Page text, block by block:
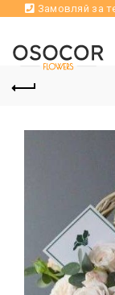
Замовляй за